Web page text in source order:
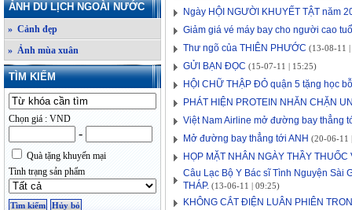
ẢNH DU LỊCH NGOÀI NƯỚC
» Cảnh đẹp
» Ảnh mùa xuân
TÌM KIẾM
Chọn giá : VND
-
Quà tặng khuyến mại
Tình trạng sản phẩm
Ngày HỘI NGƯỜI KHUYẾT TẬT năm
Giảm giá vé máy bay cho người cao
Thư ngõ của THIÊN PHƯỚC (13-08-11
GỬI BẠN ĐỌC (15-07-11 | 15:25)
HỘI CHỮ THẬP ĐỎ quận 5 tặng học
PHÁT HIỆN PROTEIN NHĂN CHẶN
Việt Nam Airline mở đường bay thẳng
Mở đường bay thẳng tới ANH (20-06-11
HỌP MẶT NHÂN NGÀY THẦY
Câu Lạc Bộ Y Bác sĩ Tình Nguyện Sài
THÁP. (13-06-11 | 09:25)
KHÔNG CẮT ĐIỆN LUÂN PHIÊN